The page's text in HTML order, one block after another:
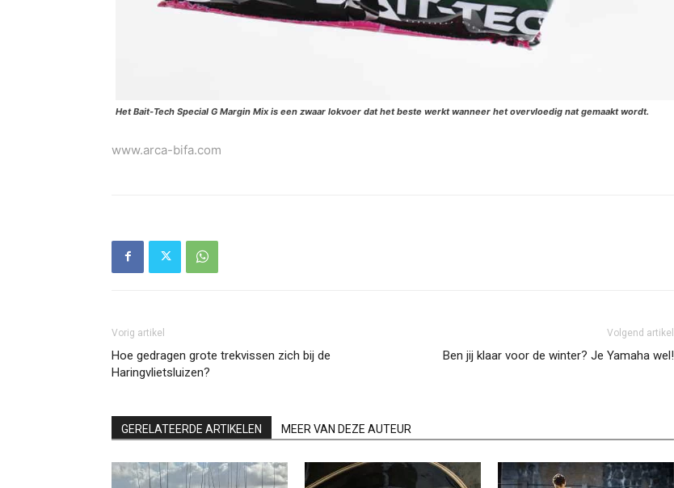
Het Bait-Tech Special G Margin Mix is een zwaar lokvoer dat het beste werkt wanneer het overvloedig nat gemaakt wordt.
www.arca-bifa.com
Vorig artikel
Hoe gedragen grote trekvissen zich bij de
Haringvlietsluizen?
Volgend artikel
Ben jij klaar voor de winter? Je Yamaha wel!
GERELATEERDE ARTIKELEN MEER VAN DEZE AUTEUR